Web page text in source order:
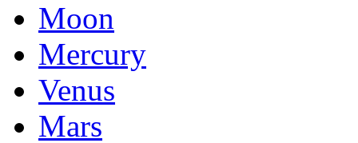
Moon
Mercury
Venus
Mars